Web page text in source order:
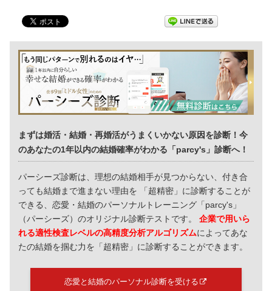
まずは婚活・結婚・再婚活がうまくいかない原因を診断！今
のあなたの1年以内の結婚確率がわかる「parcy's」診断へ！
パーシーズ診断は、理想の結婚相手が見つからない、付き合
っても結婚まで進まない理由を 「超精密」に診断することが
できる、恋愛・結婚のパーソナルトレーニング「parcy's」
（パーシーズ）のオリジナル診断テストです。企業で用いら
れる適性検査レベルの高精度分析アルゴリズムによってあな
たの結婚を掴む力を「超精密」に診断することができます。
恋愛と結婚のパーソナル診断を受ける